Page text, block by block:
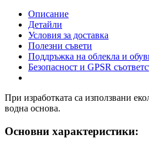
Описание
Детайли
Условия за доставка
Полезни съвети
Поддръжка на облекла и
Безопасност и GPSR
При изработката са използвани
водна основа.
Основни характеристики: